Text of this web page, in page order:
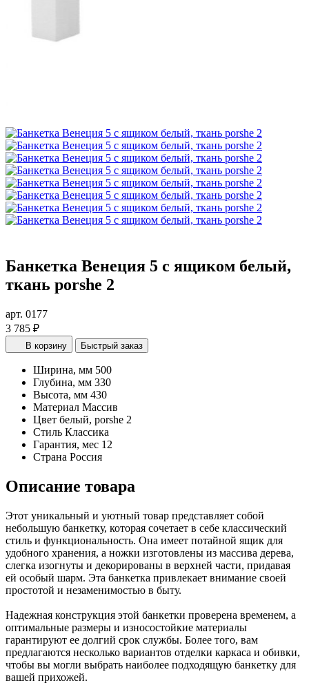
Банкетка Венеция 5 с ящиком белый,
ткань porshe 2
арт. 0177
3 785 ₽
В корзину Быстрый заказ
Ширина, мм 500
Глубина, мм 330
Высота, мм 430
Материал Массив
Цвет белый, porshe 2
Стиль Классика
Гарантия, мес 12
Страна Россия
Описание товара
Этот уникальный и уютный товар представляет собой
небольшую банкетку, которая сочетает в себе классический
стиль и функциональность. Она имеет потайной ящик для
удобного хранения, а ножки изготовлены из массива дерева,
слегка изогнуты и декорированы в верхней части, придавая
ей особый шарм. Эта банкетка привлекает внимание своей
простотой и незаменимостью в быту.
Надежная конструкция этой банкетки проверена временем, а
оптимальные размеры и износостойкие материалы
гарантируют ее долгий срок службы. Более того, вам
предлагаются несколько вариантов отделки каркаса и обивки,
чтобы вы могли выбрать наиболее подходящую банкетку для
вашей прихожей.